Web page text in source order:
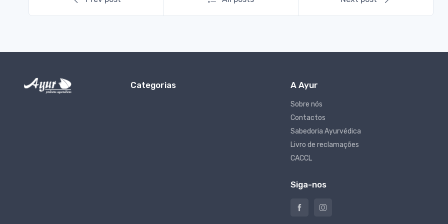
Categorias A Ayur
Sobre nós
Contactos
Sabedoria Ayurvédica
Livro de reclamações
CACCL
Siga-nos